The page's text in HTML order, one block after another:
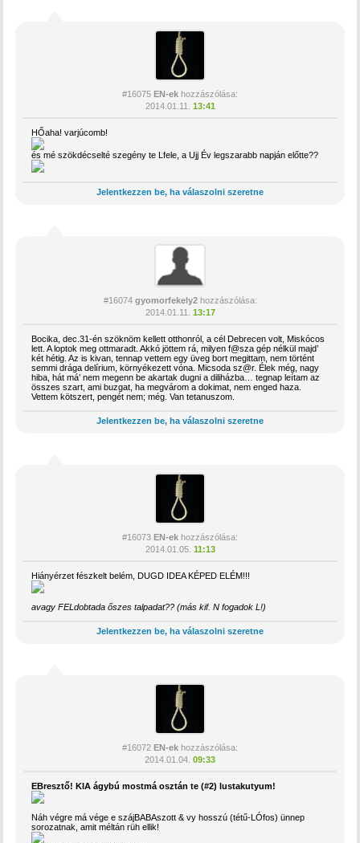
#16075 EN-ek hozzászólása:
2014.01.11.
13:41
HŐaha! varjúcomb!
és mé szökdécselté szegény te Lfele, a Ujj Év legszarabb napján előtte??
Jelentkezzen be, ha válaszolni szeretne
#16074 gyomorfekely2hozzászólása:
2014.01.11.
13:17
Bocika, dec.31-én szöknöm kellett otthonról, a cél Debrecen volt, Miskócos
lett. A loptok meg ottmaradt. Akkó jöttem rá, milyen f@sza gép nélkül majd’
két hétig. Az is kivan, tennap vettem egy üveg bort megittam, nem történt
semmi drága delírium, környékezett vóna. Micsoda sz@r. Élek még, nagy
hiba, hát má’ nem megenn be akartak dugni a diliházba… tegnap leítam az
összes szart, ami buzgat, ha megvárom a dokimat, nem enged haza.
Vettem kötszert, pengét nem; még. Van tetanuszom.
Jelentkezzen be, ha válaszolni szeretne
#16073 EN-ek hozzászólása:
2014.01.05. 11:13
Hiányérzet fészkelt belém, DUGD IDEA KÉPED ELÉM!!!
avagy FELdobtada őszes talpadat?? (más kif. N fogadok L!)
Jelentkezzen be, ha válaszolni szeretne
#16072 EN-ek hozzászólása:
2014.01.04. 09:33
EBresztő! KIA ágybú mostmá osztán te (#2) lustakutyum!
Náh végre má vége e szájBABAszott & vy hosszú (tétű-LÓfos) ünnep
sorozatnak, amit méltán rüh ellik!